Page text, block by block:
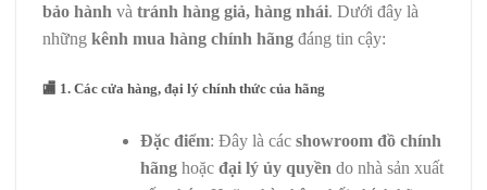
bảo hành và tránh hàng giả, hàng nhái. Dưới đây là
những kênh mua hàng chính hãng đáng tin cậy:
🏬 1. Các cửa hàng, đại lý chính thức của hãng
Đặc điểm: Đây là các showroom đồ chính
hãnghoặc đại lý ủy quyềndo nhà sản xuất